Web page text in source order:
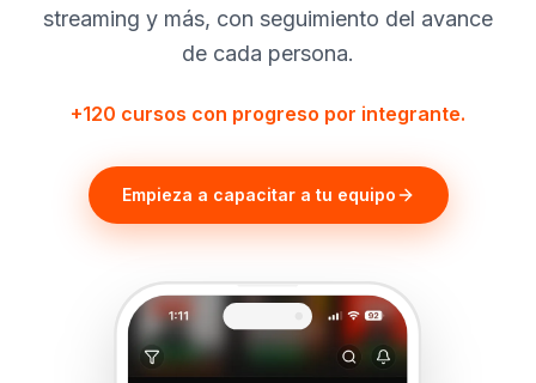
streaming y más, con seguimiento del avance
de cada persona.
+120 cursos con progreso por integrante.
Empieza a capacitar a tu equipo